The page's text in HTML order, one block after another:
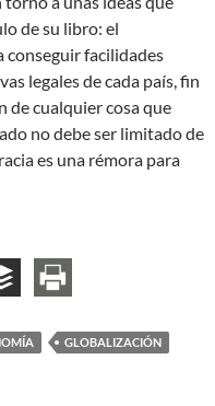
de su libro: el
conseguir facilidades
legales de cada país, fin
de cualquier cosa que
no debe ser limitado de
es una rémora para
con un mundo sin
GLOBALIZACIÓN